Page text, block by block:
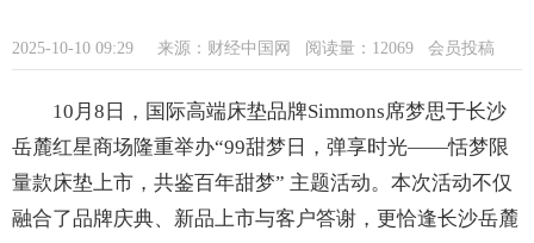
2025-10-10 09:29 来源：财经中国网 阅读量：12069 会员投稿
10月8日，国际高端床垫品牌Simmons席梦思于长沙
岳麓红星商场隆重举办“99甜梦日，弹享时光——恬梦限
量款床垫上市，共鉴百年甜梦” 主题活动。本次活动不仅
融合了品牌庆典、新品上市与客户答谢，更恰逢长沙岳麓